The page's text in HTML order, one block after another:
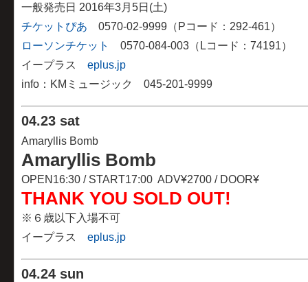
一般発売日 2016年3月5日(土)
チケットぴあ 0570-02-9999（Pコード：292-461）
ローソンチケット
0570-084-003（Lコード：74191）
イープラス eplus.jp
info：KMミュージック 045-201-9999
04.23 sat
Amaryllis Bomb
Amaryllis Bomb
OPEN16:30 / START17:00 ADV¥2700 / DOOR¥
THANK YOU SOLD OUT!
※６歳以下入場不可
イープラス eplus.jp
04.24 sun